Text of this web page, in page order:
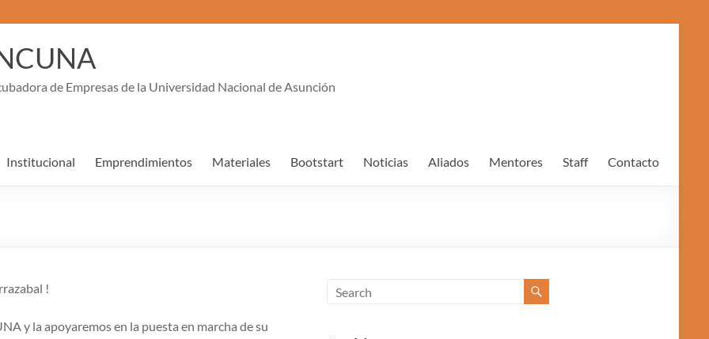
de Empresas de la Universidad Nacional de Asunción
Institucional Emprendimientos Materiales Bootstart Noticias Aliados Mentores Staff Contacto
!
y la apoyaremos en la puesta en marcha de su